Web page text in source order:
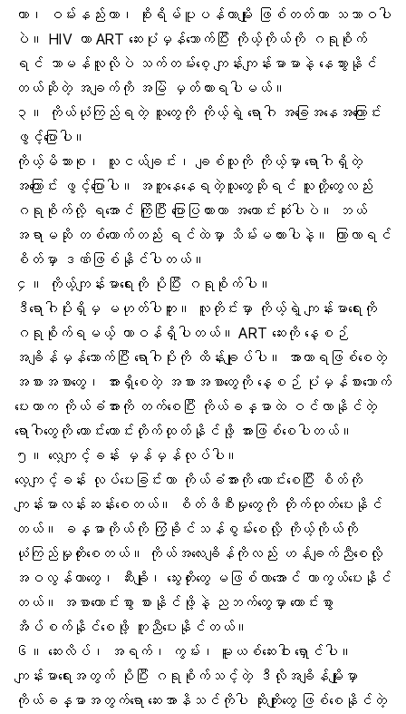
တာ၊ ဝမ်းနည်းတာ၊
စိုးရိမ်ပူပန်တာမျိုး ဖြစ်တတ်တာ သဘာဝပါ
ပဲ။ HIV ဟာ ART ဆေးပုံမှန်သောက်ပြီး ကိုယ့်ကိုယ်ကို ဂရုစိုက်
ရင် သာမန်လူလိုပဲ သက်တမ်းစေ့ ကျန်းကျန်းမာမာနဲ့ နေသွားနိုင်
တယ်ဆိုတဲ့ အချက်ကို အမြဲ မှတ်ထားရပါမယ်။
၃။ ကိုယ်ယုံကြည်ရတဲ့ သူတွေကို ကိုယ့်ရဲ့ ရောဂါ အခြေအနေအကြောင်း
ဖွင့်ပြောပါ။
ကိုယ့်မိသားစု၊ သူငယ်ချင်း၊ ချစ်သူကို ကိုယ့်မှာ ရောဂါရှိတဲ့
အကြောင်း ဖွင့်ပြောပါ။ အတူနေနေရတဲ့သူတွေဆိုရင် သူတို့တွေလည်း
ဂရုစိုက်လို့ ရအောင် ကြိုပြီး ပြောပြထားတာ အကောင်းဆုံးပါပဲ။ ဘယ်
အရာမဆို တစ်ယောက်တည်း ရင်ထဲမှာ သိမ်းမထားပါနဲ့။ ကြာလာရင်
စိတ်မှာ ဒဏ်ဖြစ်နိုင်ပါတယ်။
၄။ ကိုယ့်ကျန်းမာရေးကို ပိုပြီး ဂရုစိုက်ပါ။
ဒီရောဂါပိုးရှိမှ မဟုတ်ပါဘူး။ လူတိုင်းမှာ ကိုယ့်ရဲ့ကျန်းမာရေး ကို
ဂရုစိုက်ရမယ့် တာဝန်ရှိပါတယ်။ ART ဆေးကို နေ့စဉ်
အချိန်မှန်သောက်ပြီး ရောဂါပိုးကို ထိန်းချုပ်ပါ။
အာဟာရ ဖြစ်စေတဲ့
အစားအစာတွေ၊ အားရှိစေတဲ့ အစားအစာတွေကို နေ့စဉ် ပုံမှန်စားသောက်
ပေးတာက ကိုယ်ခံအားကို တက်စေပြီး ကိုယ်ခန္ဓာထဲ ဝင်လာနိုင်တဲ့
ရောဂါတွေကို ကောင်းကောင်းတိုက်ထုတ်နိုင်ဖို့ အားဖြစ်စေပါတယ်။
၅။ လေ့ကျင့်ခန်း မှန်မှန်လုပ်ပါ။
လေ့ကျင့်ခန်း လုပ်ပေးခြင်းဟာ ကိုယ်ခံအား ကို ကောင်းစေပြီး စိတ်ကို
ကျန်းမာလန်းဆန်းစေတယ်။
စိတ်ဖိစီးမှုတွေကို တိုက်ထုတ်ပေးနိုင်
တယ်။ ခန္ဓာကိုယ်ကို ကြံ့ခိုင်သန်စွမ်းစေလို့ ကိုယ့်ကိုယ်ကို
ယုံကြည်မှုတိုးစေတယ်။ ကိုယ်အလေးချိန်ကိုလည်း ဟန်ချက်ညီစေလို့
အဝလွန်တာတွေ၊ ဆီးချို၊ သွေးတိုးတွေ မဖြစ်လာအောင် ကာကွယ်ပေးနိုင်
တယ်။ အစာကောင်းစွာ စားနိုင်ဖို့နဲ့ ညဘက်တွေမှာ ကောင်းစွာ
အိပ်စက်နိုင်စေဖို့ ကူညီပေးနိုင်တယ်။
၆။ ဆေးလိပ်၊ အရက်၊ ကွမ်း၊ မူးယစ်ဆေးဝါး ရှောင်ပါ။
ကျန်းမာရေးအတွက် ပိုပြီး ဂရုစိုက်သင့်တဲ့ ဒီလိုအချိန်မျိုးမှာ
ကိုယ်ခန္ဓာအတွက်ရော ဆေးအာနိသင်ကိုပါ ဆိုးကျိုးတွေ ဖြစ်စေနိုင်တဲ့